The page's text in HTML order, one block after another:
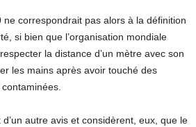
ne correspondrait pas alors à la définition
si bien que l’organisation mondiale
la distance d’un mètre avec son
les mains après avoir touché des
autre avis et considèrent, eux, que le